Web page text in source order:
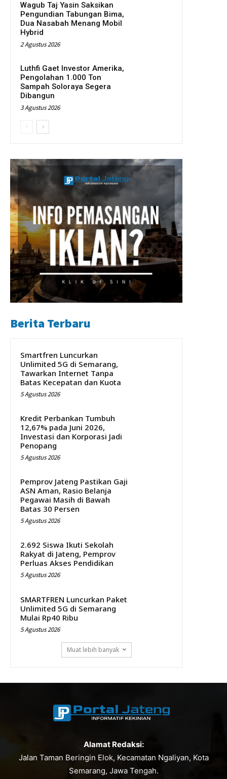
Wagub Taj Yasin Saksikan
Pengundian Tabungan Bima,
Dua Nasabah Menang Mobil
Hybrid
2 Agustus 2026
Luthfi Gaet Investor Amerika,
Pengolahan 1.000 Ton
Sampah Soloraya Segera
Dibangun
3 Agustus 2026
Berita Terbaru
Smartfren Luncurkan
Unlimited 5G di Semarang,
Tawarkan Internet Tanpa
Batas Kecepatan dan Kuota
5 Agustus 2026
Kredit Perbankan Tumbuh
12,67% pada Juni 2026,
Investasi dan Korporasi Jadi
Penopang
5 Agustus 2026
Pemprov Jateng Pastikan Gaji
ASN Aman, Rasio Belanja
Pegawai Masih di Bawah
Batas 30 Persen
5 Agustus 2026
2.692 Siswa Ikuti Sekolah
Rakyat di Jateng, Pemprov
Perluas Akses Pendidikan
5 Agustus 2026
SMARTFREN Luncurkan Paket
Unlimited 5G di Semarang
Mulai Rp40 Ribu
5 Agustus 2026
Muat lebih banyak
Alamat Redaksi:
Jalan Taman Beringin Elok, Kecamatan Ngaliyan, Kota
Semarang, Jawa Tengah.